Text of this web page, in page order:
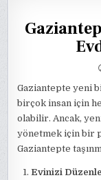
Gaziantepte yeni
birçok insan için
olabilir. Ancak,
yönetmek için bir
Gaziantepte
Evinizi